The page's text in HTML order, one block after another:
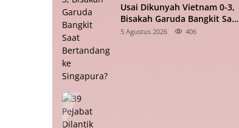
Usai Dikunyah Vietnam 0-3,
Bisakah Garuda Bangkit Saat
Bertandang ke Singapura?
5 Agustus 2026 406